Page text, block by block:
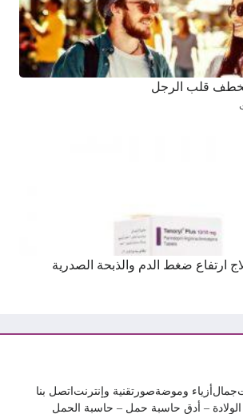
قلب الرجل
جمالأزياء وموضةصورتقنية وإنترنتاتصل بنا
– أدق حاسبة حمل – حاسبة الحمل